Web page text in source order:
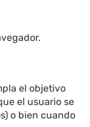
el objetivo
el usuario se
o bien cuando